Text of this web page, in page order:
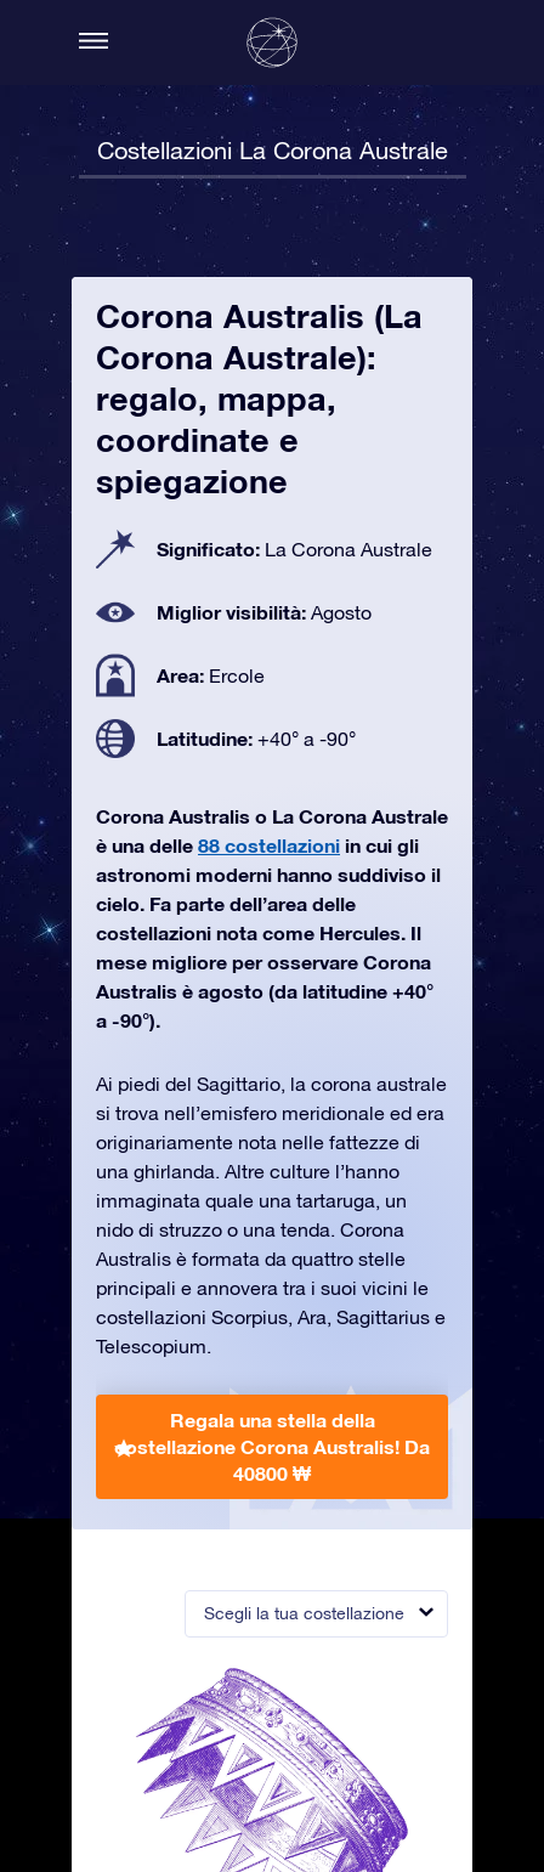
Costellazioni La Corona Australe
Scegli la tua costellazione
Corona Australis (La
Corona Australe):
regalo, mappa,
coordinate e
spiegazione
Significato: La Corona Australe
Miglior visibilità: Agosto
Area: Ercole
Latitudine: +40° a -90°
Corona Australis o La Corona Australe
è una delle 88 costellazioni in cui gli
astronomi moderni hanno suddiviso il
cielo. Fa parte dell’area delle
costellazioni nota come Hercules. Il
mese migliore per osservare Corona
Australis è agosto (da latitudine +40°
a -90°).
Ai piedi del Sagittario, la corona australe
si trova nell’emisfero meridionale ed era
originariamente nota nelle fattezze di
una ghirlanda. Altre culture l’hanno
immaginata quale una tartaruga, un
nido di struzzo o una tenda. Corona
Australis è formata da quattro stelle
principali e annovera tra i suoi vicini le
costellazioni Scorpius, Ara, Sagittarius e
Telescopium.
Regala una stella della
costellazione Corona Australis! Da
40800 ₩